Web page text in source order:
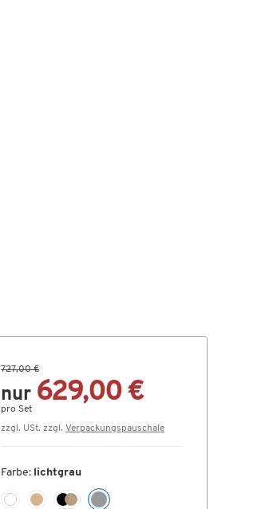
727,00 €
nur 629,00 €
pro Set
zzgl. USt. zzgl. Verpackungspauschale
Farbe: lichtgrau